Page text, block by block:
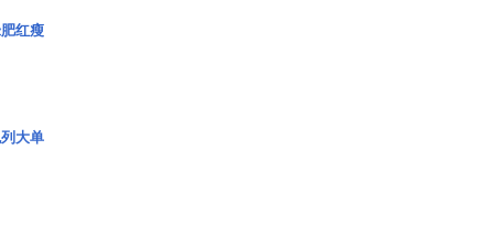
红瘦
大单